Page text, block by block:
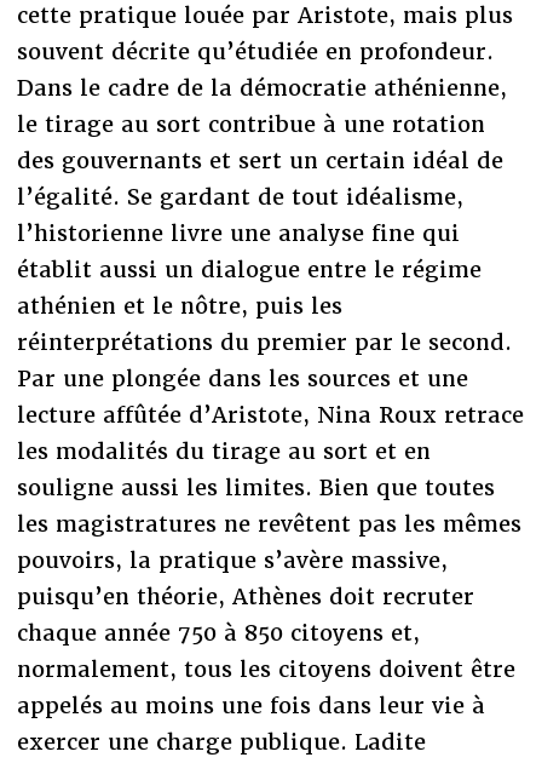
cette pratique louée par Aristote, mais plus
souvent décrite qu’étudiée en profondeur.
Dans le cadre de la démocratie athénienne,
le tirage au sort contribue à une rotation
des gouvernants et sert un certain idéal de
l’égalité. Se gardant de tout idéalisme,
l’historienne livre une analyse fine qui
établit aussi un dialogue entre le régime
athénien et le nôtre, puis les
réinterprétations du premier par le second.
Par une plongée dans les sources et une
lecture affûtée d’Aristote, Nina Roux retrace
les modalités du tirage au sort et en
souligne aussi les limites. Bien que toutes
les magistratures ne revêtent pas les mêmes
pouvoirs, la pratique s’avère massive,
puisqu’en théorie, Athènes doit recruter
chaque année 750 à 850 citoyens et,
normalement, tous les citoyens doivent être
appelés au moins une fois dans leur vie à
exercer une charge publique. Ladite